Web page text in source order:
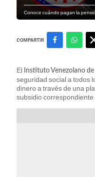
Conoce cuándo pagan la
COMPARTIR
El Instituto Venezolano
seguridad social a todos
dinero a través de una
subsidio correspondiente